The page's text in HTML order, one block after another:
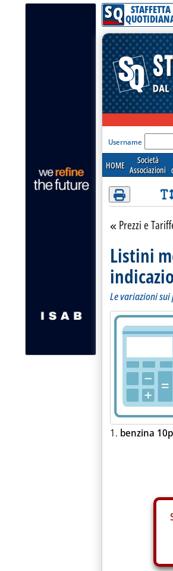
Attenzione! Esegui l'accesso per lèggere
SQ STAFFETTA
'Modulo
Username
HOME
Società
Associazioni
Torna alla sezione
Prezzi e
Listini
Le variazioni
1. benzina